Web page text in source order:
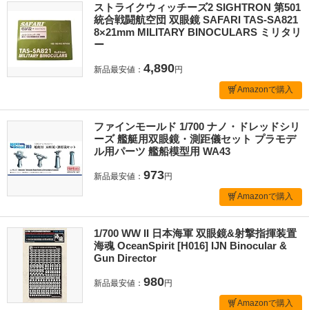
ストライクウィッチーズ2 SIGHTRON 第501
統合戦闘航空団 双眼鏡 SAFARI TAS-SA821
8×21mm MILITARY BINOCULARS ミリタリ
ー
新品最安値： 4,890円
Amazonで購入
ファインモールド 1/700 ナノ・ドレッドシリ
ーズ 艦艇用双眼鏡・測距儀セット プラモデ
ル用パーツ 艦船模型用 WA43
新品最安値： 973円
Amazonで購入
1/700 WW II 日本海軍 双眼鏡&射撃指揮装置
海魂 OceanSpirit [H016] IJN Binocular &
Gun Director
新品最安値： 980円
Amazonで購入